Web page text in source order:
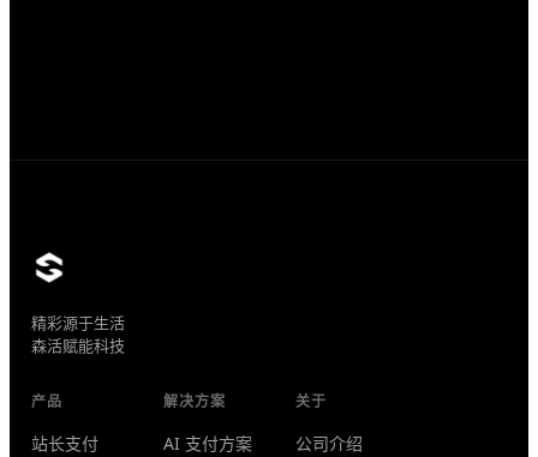
精彩源于生活
森活赋能科技
产品
站长支付
解决方案
AI 支付方案
关于
公司介绍